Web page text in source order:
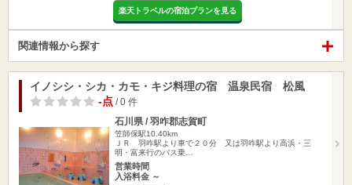
楽天トラベルの宿泊プランを見る
関連情報から探す
イノシシ・シカ・カモ・キジ料理の宿 温泉民宿 松風
-点 / 0 件
石川県 / 羽咋郡志賀町
笠師保駅10.40km
ＪＲ 羽咋駅より車で２０分 又は羽咋駅より高浜・三
明・富来行のバス乗…
営業時間
入浴料金 ～